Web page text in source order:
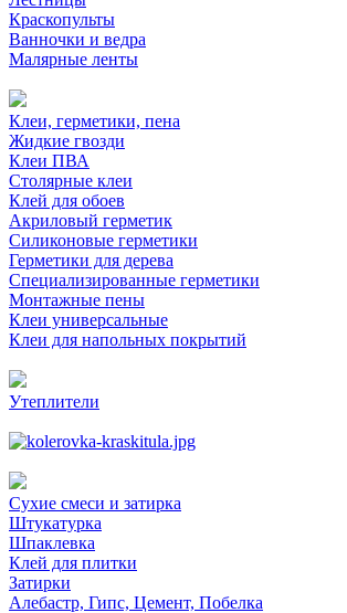
Краскопульты
Ванночки и ведра
Малярные ленты
Клеи, герметики, пена
Жидкие гвозди
Клеи ПВА
Столярные клеи
Клей для обоев
Акриловый герметик
Силиконовые герметики
Герметики для дерева
Специализированные герметики
Монтажные пены
Клеи универсальные
Клеи для напольных покрытий
Утеплители
Сухие смеси и затирка
Штукатурка
Шпаклевка
Клей для плитки
Затирки
Алебастр, Гипс, Цемент, Побелка